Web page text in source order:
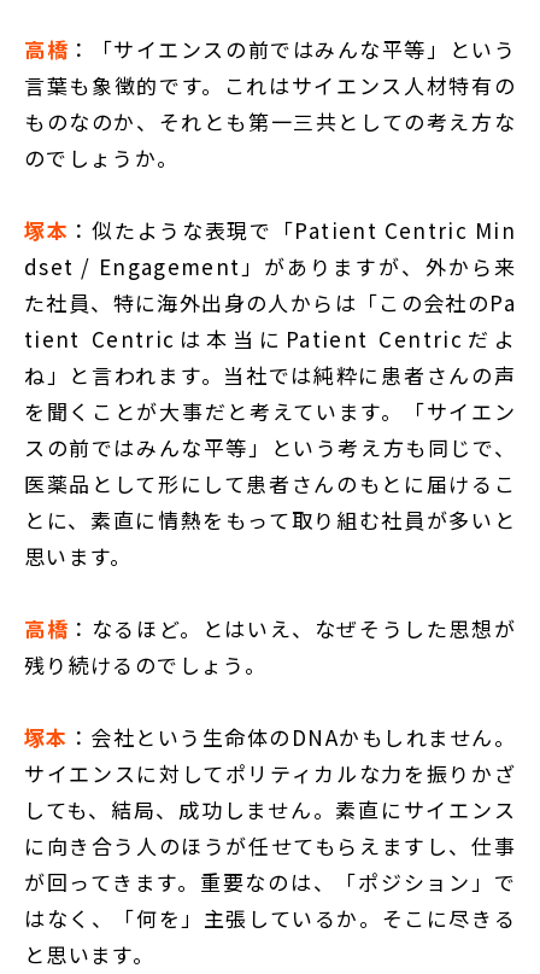
高橋 ：「サイエンスの前ではみんな平等」という
言葉も象徴的です。これはサイエンス人材特有の
ものなのか、それとも第一三共としての考え方な
のでしょうか。
塚本 ：似たような表現で「Patient Centric Min
dset / Engagement」がありますが、外から来
た社員、特に海外出身の人からは「この会社のPa
tient Centricは本当にPatient Centricだよ
ね」と言われます。当社では純粋に患者さんの声
を聞くことが大事だと考えています。「サイエン
スの前ではみんな平等」という考え方も同じで、
医薬品として形にして患者さんのもとに届けるこ
とに、素直に情熱をもって取り組む社員が多いと
思います。
高橋 ：なるほど。とはいえ、なぜそうした思想が
残り続けるのでしょう。
塚本 ：会社という生命体のDNAかもしれません。
サイエンスに対してポリティカルな力を振りかざ
しても、結局、成功しません。素直にサイエンス
に向き合う人のほうが任せてもらえますし、仕事
が回ってきます。重要なのは、「ポジション」で
はなく、「何を」主張しているか。そこに尽きる
と思います。